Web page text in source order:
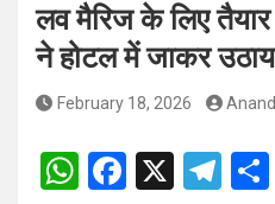
लव मैरिज के लिए
ने होटल में जाकर
February 18, 2026
W F
X
T